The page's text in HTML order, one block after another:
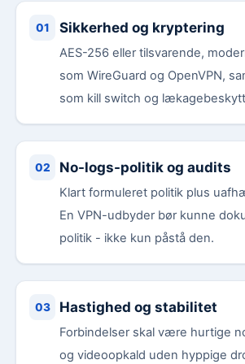
Sikkerhed og kryptering
AES-256 eller tilsvarende,
som WireGuard og OpenVPN,
som kill switch og
No-logs-politik og audits
Klart formuleret politik plus
En VPN-udbyder bør kunne
politik - ikke kun påstå den.
Hastighed og stabilitet
Forbindelser skal være hurtige
og videoopkald uden hyppige